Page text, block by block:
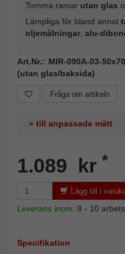
Tomma ramar utan glas
Lämpliga för bland annat
oljemålningar, alu-
Art.Nr.: MIR-090A-03-
(utan glas/baksida)
Fråga om artikeln
» till anpassade mått
1.089 kr *
Lägg till i
Leverans inom: 8 - 10
Specifikation